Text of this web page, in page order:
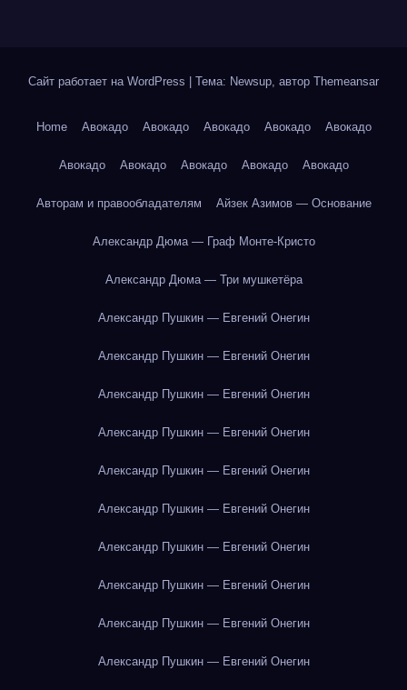
Сайт работает на WordPress Тема: Newsup, автор Themeansar
Home Авокадо Авокадо Авокадо Авокадо Авокадо
Авокадо Авокадо Авокадо Авокадо Авокадо
Авторам и правообладателям Айзек Азимов — Основание
Александр Дюма — Граф Монте-Кристо
Александр Дюма — Три мушкетёра
Александр Пушкин — Евгений Онегин
Александр Пушкин — Евгений Онегин
Александр Пушкин — Евгений Онегин
Александр Пушкин — Евгений Онегин
Александр Пушкин — Евгений Онегин
Александр Пушкин — Евгений Онегин
Александр Пушкин — Евгений Онегин
Александр Пушкин — Евгений Онегин
Александр Пушкин — Евгений Онегин
Александр Пушкин — Евгений Онегин